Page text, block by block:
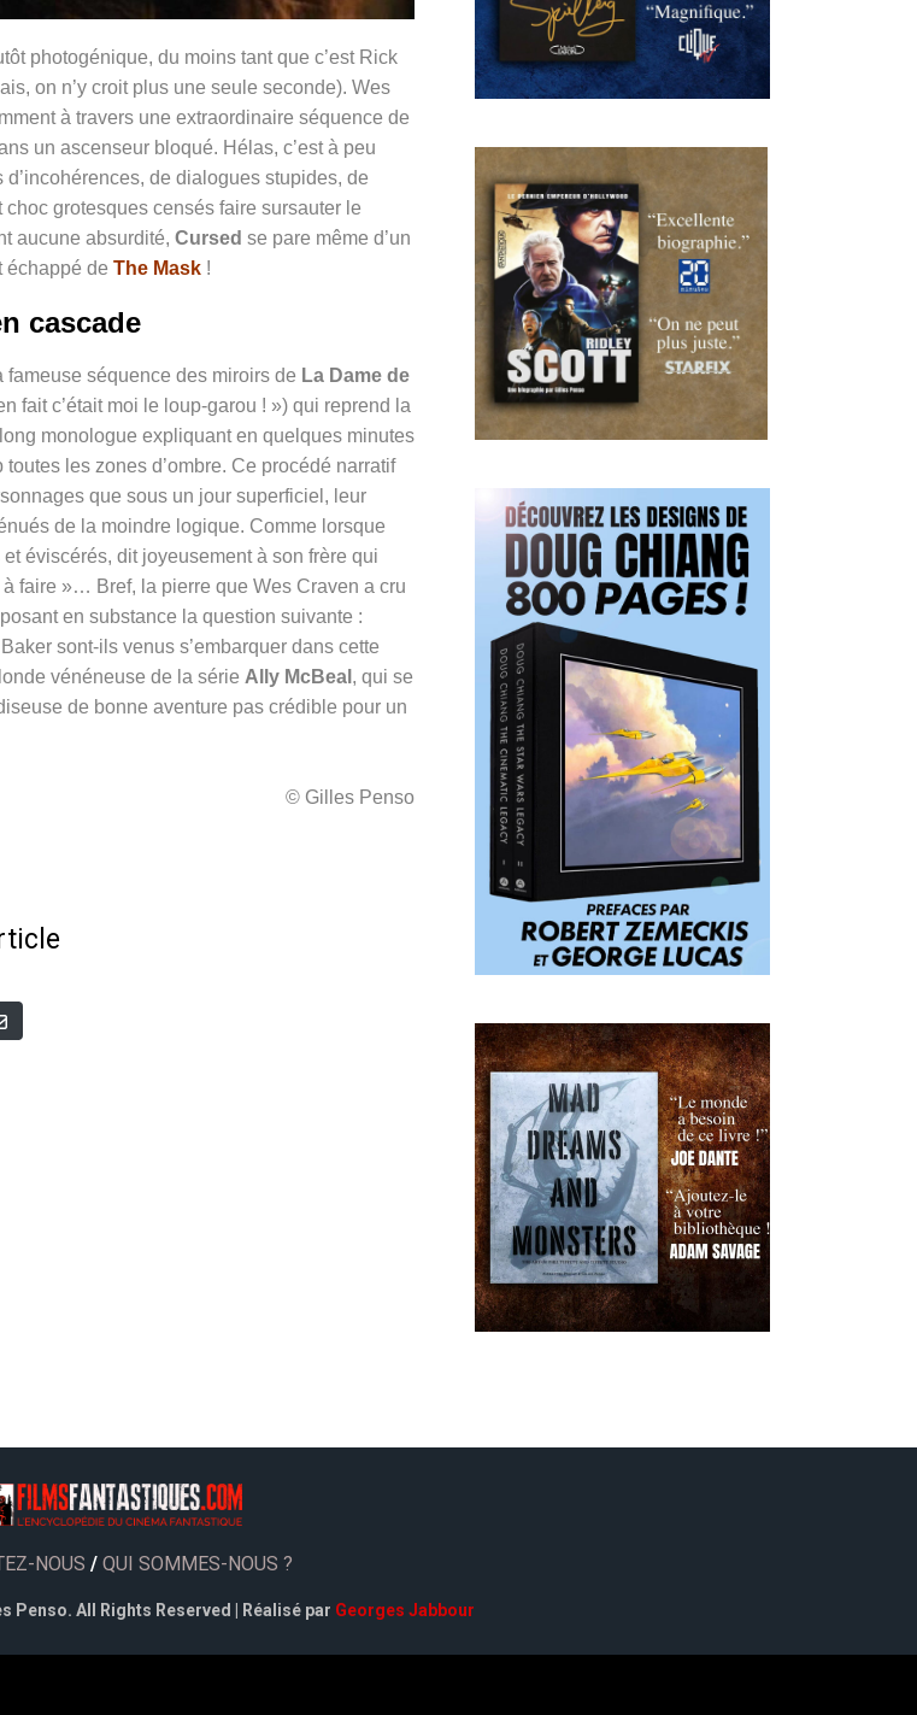
photogénique, du moins tant que c’est Rick
on n’y croit plus une seule seconde). Wes
à travers une extraordinaire séquence de
un ascenseur bloqué. Hélas, c’est à peu
d’incohérences, de dialogues stupides, de
grotesques censés faire sursauter le
aucune absurdité, Cursed se pare même d’un
échappé de The Mask !
cascade
séquence des miroirs de La Dame de
fait c’était moi le loup-garou ! ») qui reprend la
monologue expliquant en quelques minutes
les zones d’ombre. Ce procédé narratif
que sous un jour superficiel, leur
de la moindre logique. Comme lorsque
éviscérés, dit joyeusement à son frère qui
à faire »… Bref, la pierre que Wes Craven a cru
en substance la question suivante :
sont-ils venus s’embarquer dans cette
vénéneuse de la série Ally McBeal , qui se
de bonne aventure pas crédible pour un
© Gilles Penso
NOUS / QUI SOMMES-NOUS ?
Penso. All Rights Reserved | Réalisé par Georges Jabbour